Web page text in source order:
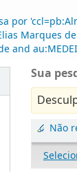
por
Marques
and
Sua
Não